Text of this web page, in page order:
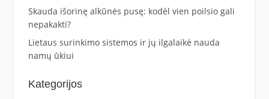
Skauda išorinę alkūnės pusę: kodėl vien poilsio gali
nepakakti?
Lietaus surinkimo sistemos ir jų ilgalaikė nauda
namų ūkiui
Kategorijos